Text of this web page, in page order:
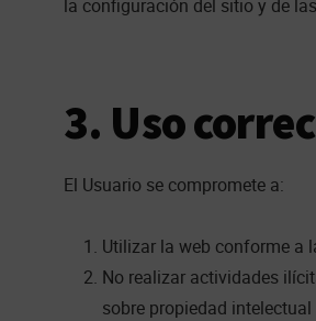
la configuración del sitio y de
3. Uso
El Usuario se compromete a:
Utilizar la web conforme a
No realizar actividades
sobre propiedad